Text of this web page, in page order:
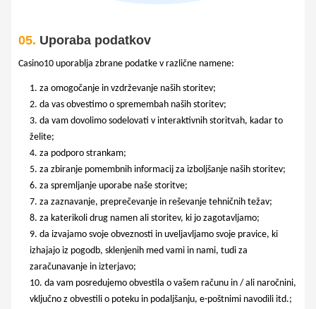
05. Uporaba podatkov
Casino10 uporablja zbrane podatke v različne namene:
za omogočanje in vzdrževanje naših storitev;
da vas obvestimo o spremembah naših storitev;
da vam dovolimo sodelovati v interaktivnih storitvah, kadar to
želite;
za podporo strankam;
za zbiranje pomembnih informacij za izboljšanje naših storitev;
za spremljanje uporabe naše storitve;
za zaznavanje, preprečevanje in reševanje tehničnih težav;
za katerikoli drug namen ali storitev, ki jo zagotavljamo;
da izvajamo svoje obveznosti in uveljavljamo svoje pravice, ki
izhajajo iz pogodb, sklenjenih med vami in nami, tudi za
zaračunavanje in izterjavo;
da vam posredujemo obvestila o vašem računu in / ali naročnini,
vključno z obvestili o poteku in podaljšanju, e-poštnimi navodili itd.;